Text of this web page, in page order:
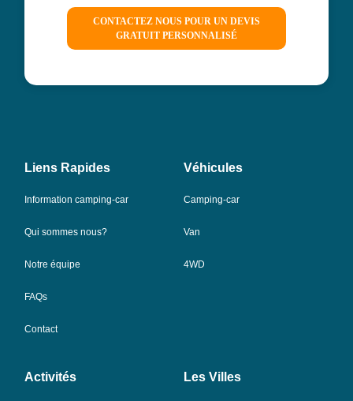
CONTACTEZ NOUS POUR UN DEVIS
GRATUIT PERSONNALISÉ
Liens Rapides
Information camping-car
Qui sommes nous?
Notre équipe
FAQs
Contact
Véhicules
Camping-car
Van
4WD
Activités Les Villes